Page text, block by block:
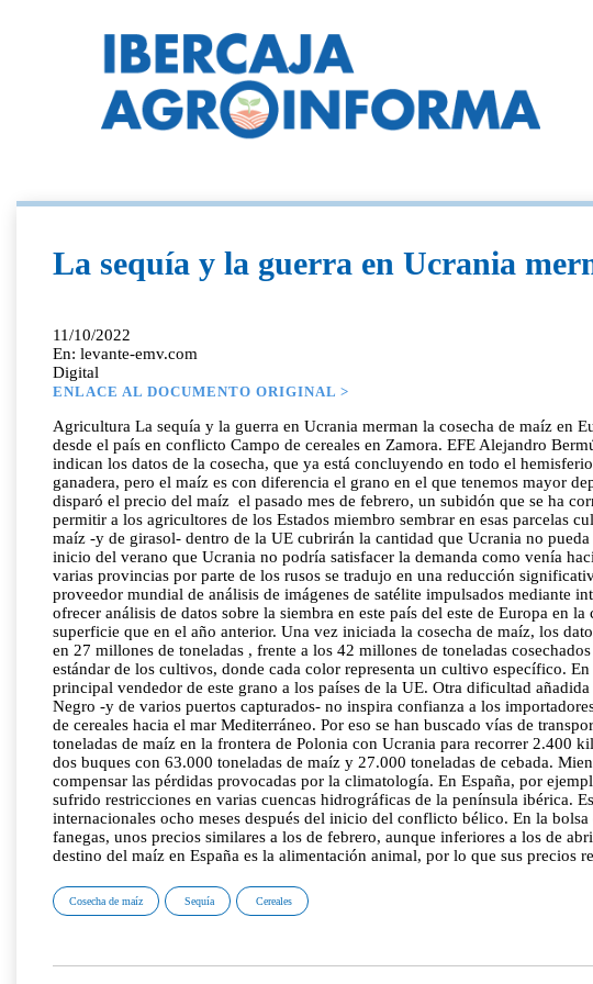
La sequía y la guerra en Ucrania
11/10/2022
En: levante-emv.com
Digital
ENLACE AL DOCUMENTO ORIGINAL >
Agricultura La sequía y la guerra en Ucrania merman la cosecha de maíz en
desde el país en conflicto Campo de cereales en Zamora. EFE Alejandro
indican los datos de la cosecha, que ya está concluyendo en todo el
ganadera, pero el maíz es con diferencia el grano en el que tenemos mayor
disparó el precio del maíz el pasado mes de febrero, un subidón que se ha
permitir a los agricultores de los Estados miembro sembrar en esas parcelas
maíz -y de girasol- dentro de la UE cubrirán la cantidad que Ucrania no
inicio del verano que Ucrania no podría satisfacer la demanda como venía
varias provincias por parte de los rusos se tradujo en una reducción
proveedor mundial de análisis de imágenes de satélite impulsados mediante
ofrecer análisis de datos sobre la siembra en este país del este de Europa en
superficie que en el año anterior. Una vez iniciada la cosecha de maíz, los
en 27 millones de toneladas , frente a los 42 millones de toneladas
estándar de los cultivos, donde cada color representa un cultivo específico.
principal vendedor de este grano a los países de la UE. Otra dificultad
Negro -y de varios puertos capturados- no inspira confianza a los
de cereales hacia el mar Mediterráneo. Por eso se han buscado vías de
toneladas de maíz en la frontera de Polonia con Ucrania para recorrer 2.400
dos buques con 63.000 toneladas de maíz y 27.000 toneladas de cebada.
compensar las pérdidas provocadas por la climatología. En España, por
sufrido restricciones en varias cuencas hidrográficas de la península ibérica.
internacionales ocho meses después del inicio del conflicto bélico. En la
fanegas, unos precios similares a los de febrero, aunque inferiores a los de
destino del maíz en España es la alimentación animal, por lo que sus precios
Cosecha de maíz Sequía Cereales